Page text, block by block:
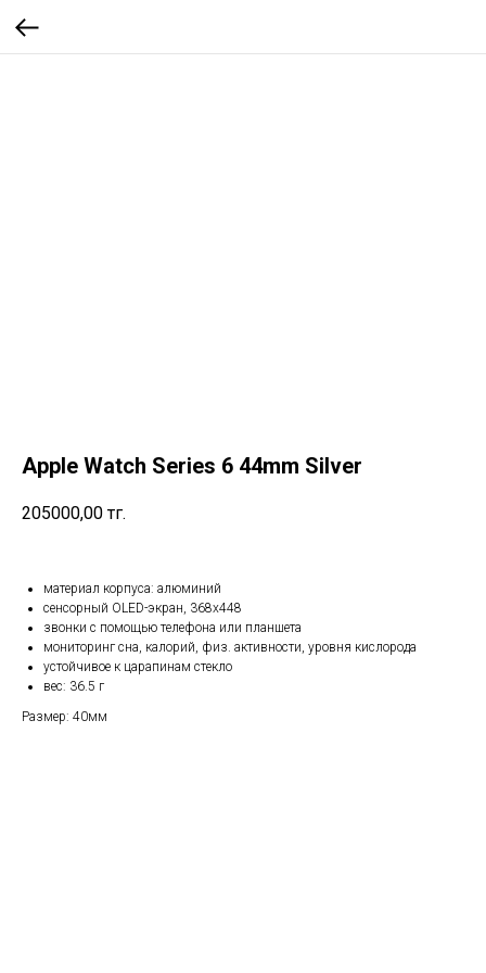
Apple Watch Series 6 44mm Silver
205000,00 тг.
материал корпуса: алюминий
сенсорный OLED-экран, 368x448
звонки с помощью телефона или планшета
мониторинг сна, калорий, физ. активности, уровня кислорода
устойчивое к царапинам стекло
вес: 36.5 г
Размер: 40мм